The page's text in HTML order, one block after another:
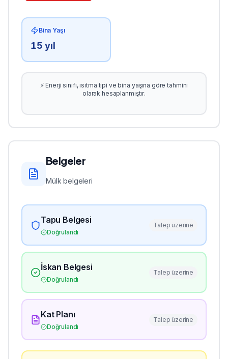
Bina Yaşı
15 yıl
⚡ Enerji sınıfı, ısıtma tipi ve bina yaşına göre tahmini
olarak hesaplanmıştır.
Belgeler
Mülk belgeleri
Tapu Belgesi
Doğrulandı
Talep üzerine
İskan Belgesi
Doğrulandı
Talep üzerine
Kat Planı
Doğrulandı
Talep üzerine